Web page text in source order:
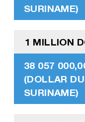
SURINAME)
1 MILLION
38 057
(DOLLAR DU
SURINAME)